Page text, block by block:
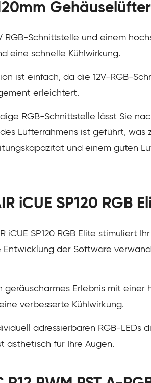
Gehäuselüfter
RGB-Schnittstelle und einem
eine schnelle Kühlwirkung.
ist einfach, da die 12V-RGB-
erleichtert.
RGB-Schnittstelle lässt Sie
Lüfterrahmens ist geführt, was
und einem guten
iCUE SP120 RGB
iCUE SP120 RGB Elite
Entwicklung der Software
geräuscharmes Erlebnis mit
verbesserte Kühlwirkung.
adressierbaren RGB-LEDs
ästhetisch für Ihre Augen.